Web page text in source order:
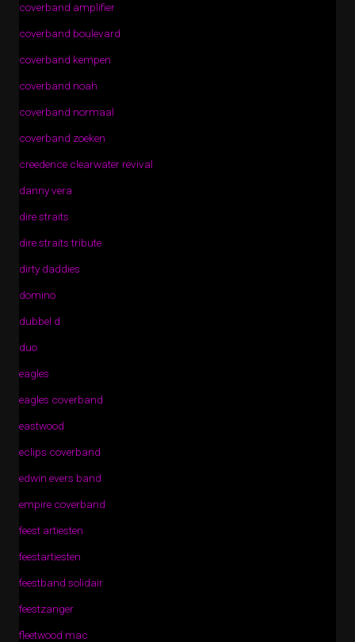
coverband amplifier
coverband boulevard
coverband kempen
coverband noah
coverband normaal
coverband zoeken
creedence clearwater revival
danny vera
dire straits
dire straits tribute
dirty daddies
domino
dubbel d
duo
eagles
eagles coverband
eastwood
eclips coverband
edwin evers band
empire coverband
feest artiesten
feestartiesten
feestband solidair
feestzanger
fleetwood mac